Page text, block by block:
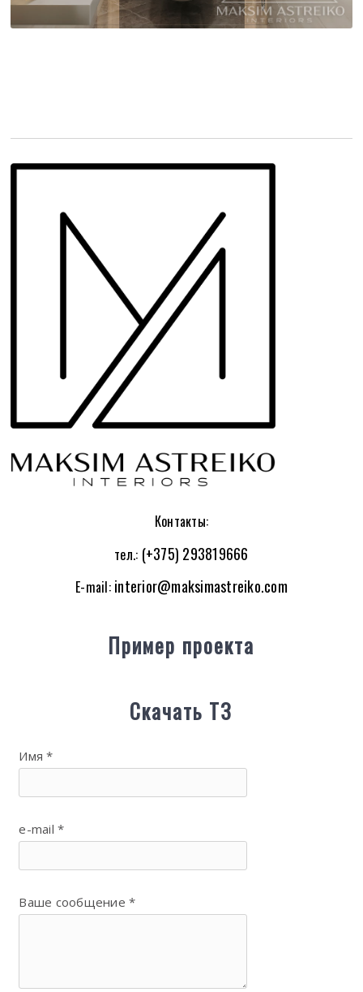
Контакты:
тел.: (+375) 293819666
E-mail: interior@maksimastreiko.com
Пример проекта
Cкачать ТЗ
Имя *
e-mail *
Ваше сообщение *